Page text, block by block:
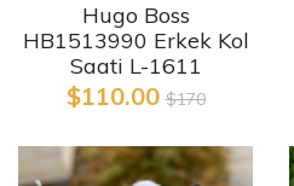
Hugo Boss
HB1513990 Erkek Kol
Saati L-1611
$110.00$170